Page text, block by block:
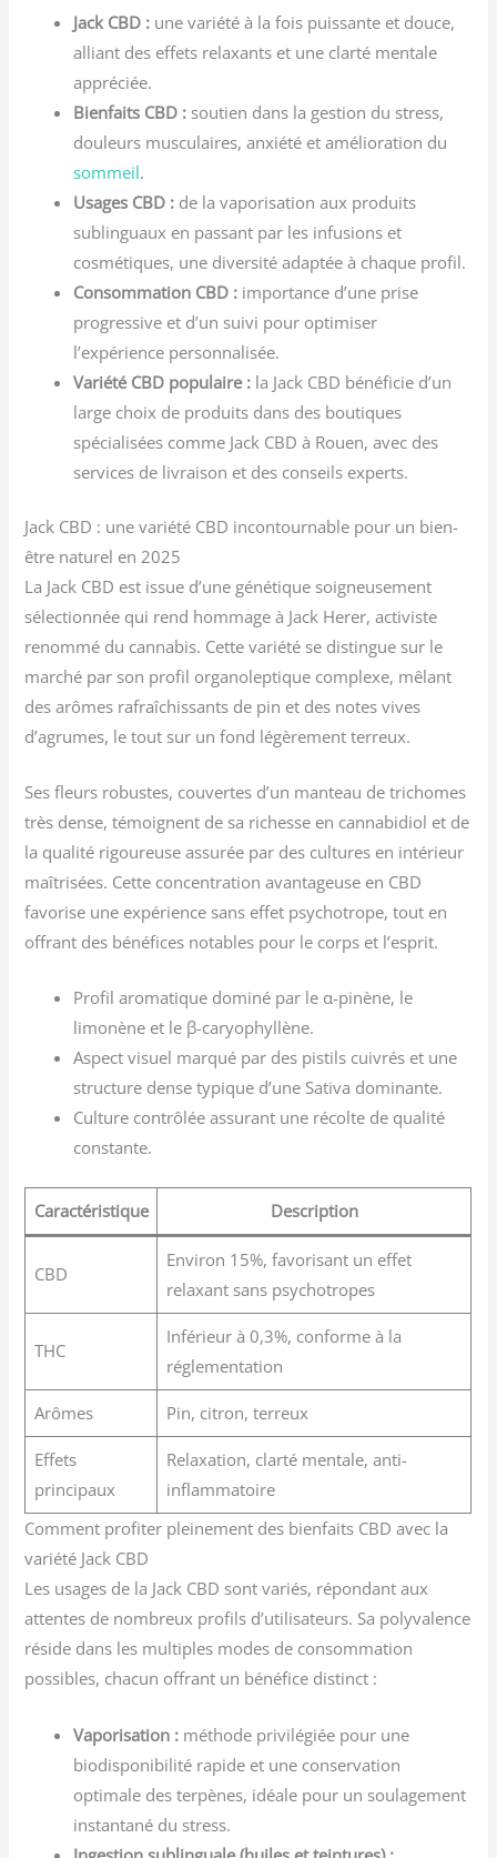
Jack CBD : une variété à la fois puissante et douce,
alliant des effets relaxants et une clarté mentale
appréciée.
Bienfaits CBD : soutien dans la gestion du stress,
douleurs musculaires, anxiété et amélioration du
sommeil.
Usages CBD : de la vaporisation aux produits
sublinguaux en passant par les infusions et
cosmétiques, une diversité adaptée à chaque profil.
Consommation CBD : importance d’une prise
progressive et d’un suivi pour optimiser
l’expérience personnalisée.
Variété CBD populaire : la Jack CBD bénéficie d’un
large choix de produits dans des boutiques
spécialisées comme Jack CBD à Rouen, avec des
services de livraison et des conseils experts.
Jack CBD : une variété CBD incontournable pour un bien-
être naturel en 2025
La Jack CBD est issue d’une génétique soigneusement
sélectionnée qui rend hommage à Jack Herer, activiste
renommé du cannabis. Cette variété se distingue sur le
marché par son profil organoleptique complexe, mêlant
des arômes rafraîchissants de pin et des notes vives
d’agrumes, le tout sur un fond légèrement terreux.
Ses fleurs robustes, couvertes d’un manteau de trichomes
très dense, témoignent de sa richesse en cannabidiol et de
la qualité rigoureuse assurée par des cultures en intérieur
maîtrisées. Cette concentration avantageuse en CBD
favorise une expérience sans effet psychotrope, tout en
offrant des bénéfices notables pour le corps et l’esprit.
Profil aromatique dominé par le α-pinène, le
limonène et le β-caryophyllène.
Aspect visuel marqué par des pistils cuivrés et une
structure dense typique d’une Sativa dominante.
Culture contrôlée assurant une récolte de qualité
constante.
Caractéristique Description
CBD
Environ 15%, favorisant un effet
relaxant sans psychotropes
THC
Inférieur à 0,3%, conforme à la
réglementation
Arômes Pin, citron, terreux
Effets
principaux
Relaxation, clarté mentale, anti-
inflammatoire
Comment profiter pleinement des bienfaits CBD avec la
variété Jack CBD
Les usages de la Jack CBD sont variés, répondant aux
attentes de nombreux profils d’utilisateurs. Sa polyvalence
réside dans les multiples modes de consommation
possibles, chacun offrant un bénéfice distinct :
Vaporisation : méthode privilégiée pour une
biodisponibilité rapide et une conservation
optimale des terpènes, idéale pour un soulagement
instantané du stress.